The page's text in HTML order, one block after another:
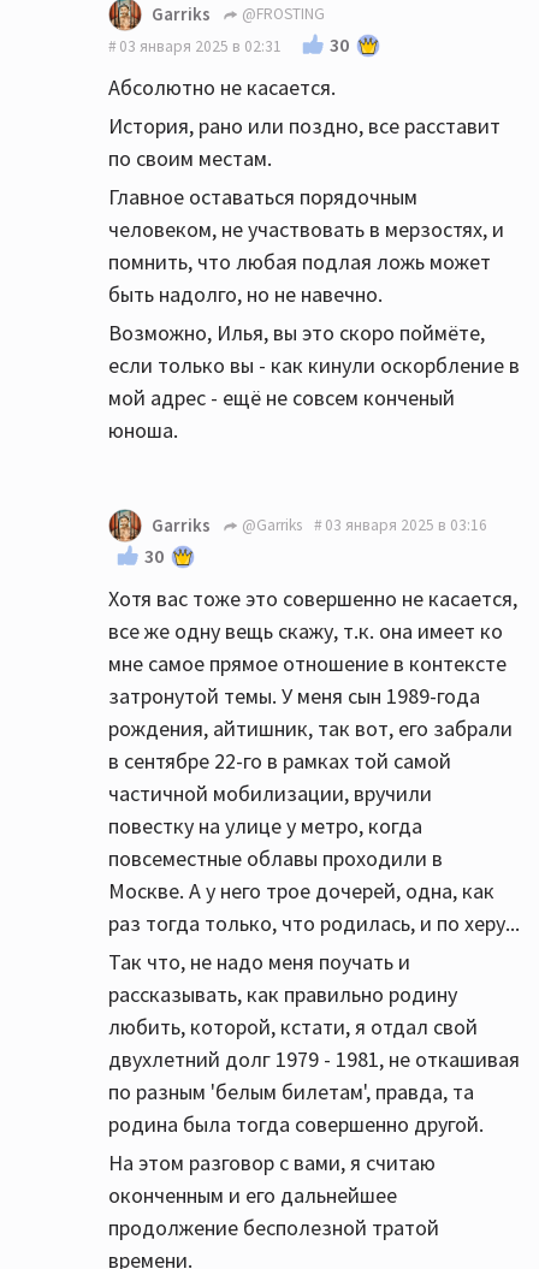
Garriks
@FROSTING
03 января 2025 в 02:31
30
Абсолютно не касается.
История, рано или поздно, все расставит
по своим местам.
Главное оставаться порядочным
человеком, не участвовать в мерзостях, и
помнить, что любая подлая ложь может
быть надолго, но не навечно.
Возможно, Илья, вы это скоро поймёте,
если только вы - как кинули оскорбление в
мой адрес - ещё не совсем конченый
юноша.
Garriks @Garriks 03 января 2025 в 03:16
30
Хотя вас тоже это совершенно не касается,
все же одну вещь скажу, т.к. она имеет ко
мне самое прямое отношение в контексте
затронутой темы. У меня сын 1989-года
рождения, айтишник, так вот, его забрали
в сентябре 22-го в рамках той самой
частичной мобилизации, вручили
повестку на улице у метро, когда
повсеместные облавы проходили в
Москве. А у него трое дочерей, одна, как
раз тогда только, что родилась, и по херу...
Так что, не надо меня поучать и
рассказывать, как правильно родину
любить, которой, кстати, я отдал свой
двухлетний долг 1979 - 1981, не откашивая
по разным 'белым билетам', правда, та
родина была тогда совершенно другой.
На этом разговор с вами, я считаю
оконченным и его дальнейшее
продолжение бесполезной тратой
времени.